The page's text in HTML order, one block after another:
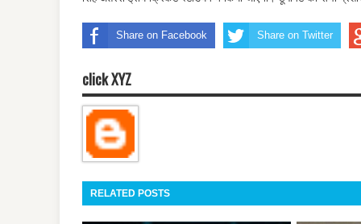
Share on Facebook Share on Twitter
click XYZ
RELATED POSTS